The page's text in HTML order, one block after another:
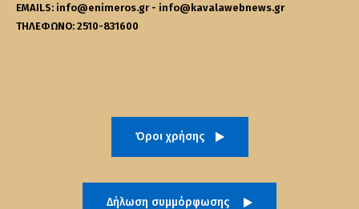
EMAILS: info@enimeros.gr - info@kavalawebnews.gr
ΤΗΛΕΦΩΝΟ: 2510-831600
Όροι χρήσης
Δήλωση συμμόρφωσης